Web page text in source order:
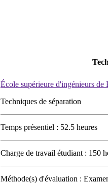
École supérieure d'ingénieurs de
Techniques de séparation
Temps présentiel : 52.5 heures
Charge de travail étudiant : 150
Méthode(s) d'évaluation :